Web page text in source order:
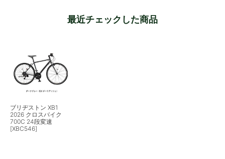
最近チェックした商品
ブリヂストン XB1
2026 クロスバイク
700C 24段変速
[XBC546]